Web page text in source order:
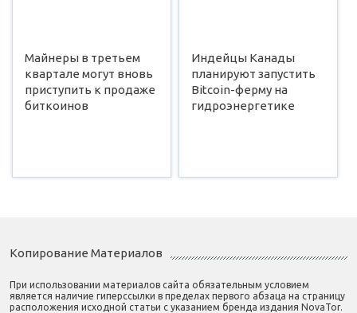
Майнеры в третьем
квартале могут вновь
приступить к продаже
биткоинов
Индейцы Канады
планируют запустить
Bitcoin-ферму на
гидроэнергетике
Копирование Материалов
При использовании материалов сайта обязательным условием
является наличие гиперссылки в пределах первого абзаца на страницу
расположения исходной статьи с указанием бренда издания NovaTor.